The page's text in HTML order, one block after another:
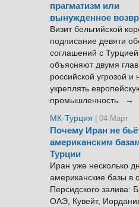
прагматизм или
вынужденное
Визит бельгийской
подписание девяти
соглашений с
объясняют двумя
российской угрозой
укреплять
промышленность. →
МК-Турция
| 04 Март
Почему Иран не
американским
Турции
Иран уже несколько
американские базы в
Персидского залива:
ОАЭ, Кувейт,